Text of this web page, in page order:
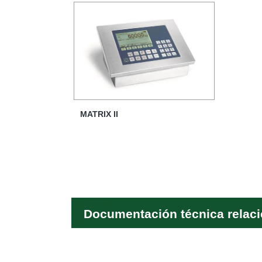
MATRIX II
Documentación técnica